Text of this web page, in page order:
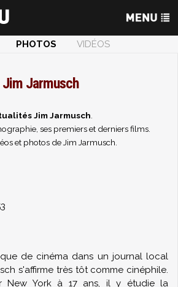
PHOTOS
VIDÉOS
Jim Jarmusch
Jim Jarmusch
ses premiers et derniers films.
et photos de Jim Jarmusch.
de cinéma dans un journal local
s'affirme très tôt comme cinéphile.
New York à 17 ans, il y étudie la